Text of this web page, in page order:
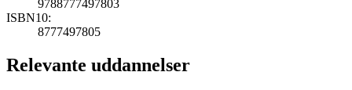
9788777497803
ISBN10:
8777497805
Relevante uddannelser